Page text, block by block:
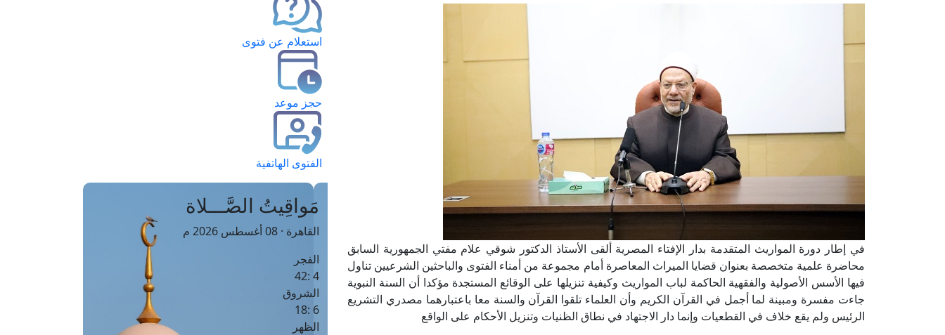
في إطار دورة المواريث المتقدمة بدار الإفتاء المصرية ألقى الأستاذ الدكتور شوقي علام مفتي الجمهورية السابق
محاضرة علمية متخصصة بعنوان قضايا الميراث المعاصرة أمام مجموعة من أمناء الفتوى والباحثين الشرعيين تناول
فيها الأسس الأصولية والفقهية الحاكمة لباب المواريث وكيفية تنزيلها على الوقائع المستجدة مؤكدا أن السنة النبوية
جاءت مفسرة ومبينة لما أجمل في القرآن الكريم وأن العلماء تلقوا القرآن والسنة معا باعتبارهما مصدري التشريع
الرئيس ولم يقع خلاف في القطعيات وإنما دار الاجتهاد في نطاق الظنيات وتنزيل الأحكام على الواقع
استعلام عن فتوى
حجز موعد
الفتوى الهاتفية
مَواقِيتُ الصَّـــلاة
القاهرة · 08 أغسطس 2026 م
الفجر
4 :42
الشروق
6 :18
الظهر